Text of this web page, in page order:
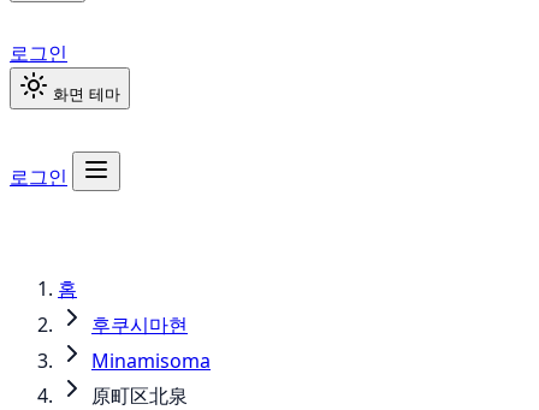
로그인
화면 테마
로그인
홈
후쿠시마현
Minamisoma
原町区北泉